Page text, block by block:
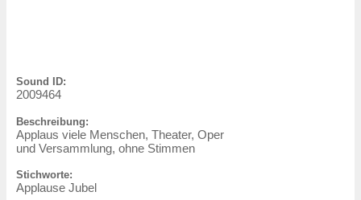
Sound ID:
2009464
Beschreibung:
Applaus viele Menschen, Theater, Oper
und Versammlung, ohne Stimmen
Stichworte:
Applause Jubel